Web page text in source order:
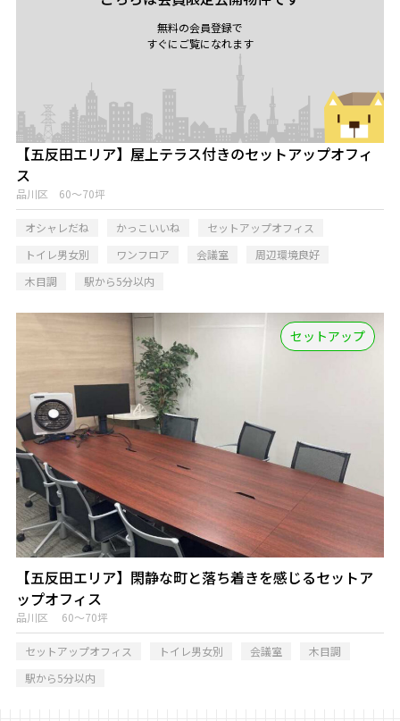
無料の会員登録で
すぐにご覧になれます
【五反田エリア】屋上テラス付きのセットアップオフィ
ス
品川区 60～70坪
オシャレだね かっこいいね
セットアップオフィス
トイレ男女別
ワンフロア 会議室
周辺環境良好
木目調
駅から5分以内
セットアップ
【五反田エリア】閑静な町と落ち着きを感じるセットア
ップオフィス
品川区 60～70坪
セットアップオフィス トイレ男女別 会議室
木目調
駅から5分以内